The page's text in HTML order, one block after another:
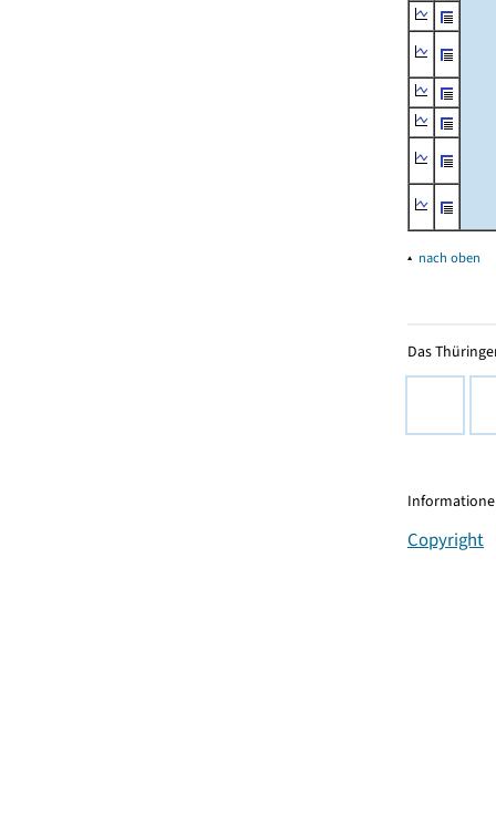
▴ nach oben
Das
Copyright